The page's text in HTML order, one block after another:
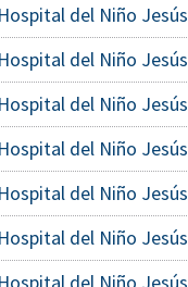
del Niño Jesús
del Niño Jesús
del Niño Jesús
del Niño Jesús
del Niño Jesús
del Niño Jesús
del Niño Jesús